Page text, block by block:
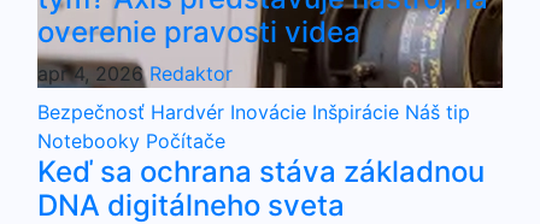
overenie pravosti videa
apr 4, 2026Redaktor
Bezpečnosť Hardvér Inovácie Inšpirácie Náš tip
Notebooky Počítače
Keď sa ochrana stáva základnou
DNA digitálneho sveta